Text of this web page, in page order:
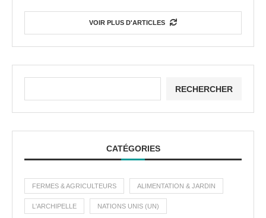
VOIR PLUS D'ARTICLES
RECHERCHER
CATÉGORIES
FERMES & AGRICULTEURS ALIMENTATION & JARDIN
L'ARCHIPELLE NATIONS UNIS (UN)